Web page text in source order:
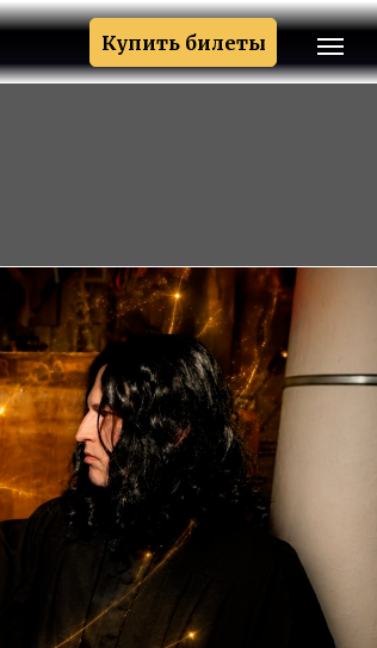
Купить билеты